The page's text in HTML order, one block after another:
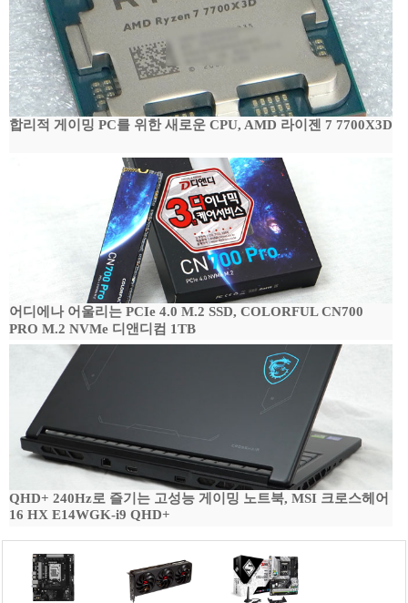
합리적 게이밍 PC를 위한 새로운 CPU, AMD 라이젠 7 7700X3D
어디에나 어울리는 PCIe 4.0 M.2 SSD, COLORFUL CN700
PRO M.2 NVMe 디앤디컴 1TB
QHD+ 240Hz로 즐기는 고성능 게이밍 노트북, MSI 크로스헤어
16 HX E14WGK-i9 QHD+